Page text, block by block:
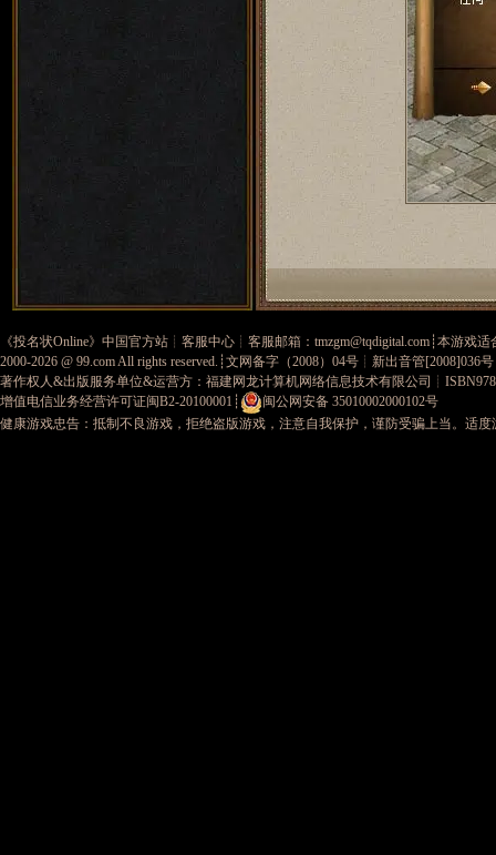
《投名状Online》中国官方站┊ 客服中心 ┊客服邮箱： tmzgm@tqdigital.com ┊本游戏适
2000-2026 @ 99.comAll rights reserved.┊ 文网备字（2008）04号 ┊新出音管[2008]036
著作权人&出版服务单位&运营方：福建网龙计算机网络信息技术有限公司
增值电信业务经营许可证闽B2-20100001 ┊
闽公网安备 35010002000102号
健康游戏忠告：抵制不良游戏，拒绝盗版游戏，注意自我保护，谨防受骗上当。适